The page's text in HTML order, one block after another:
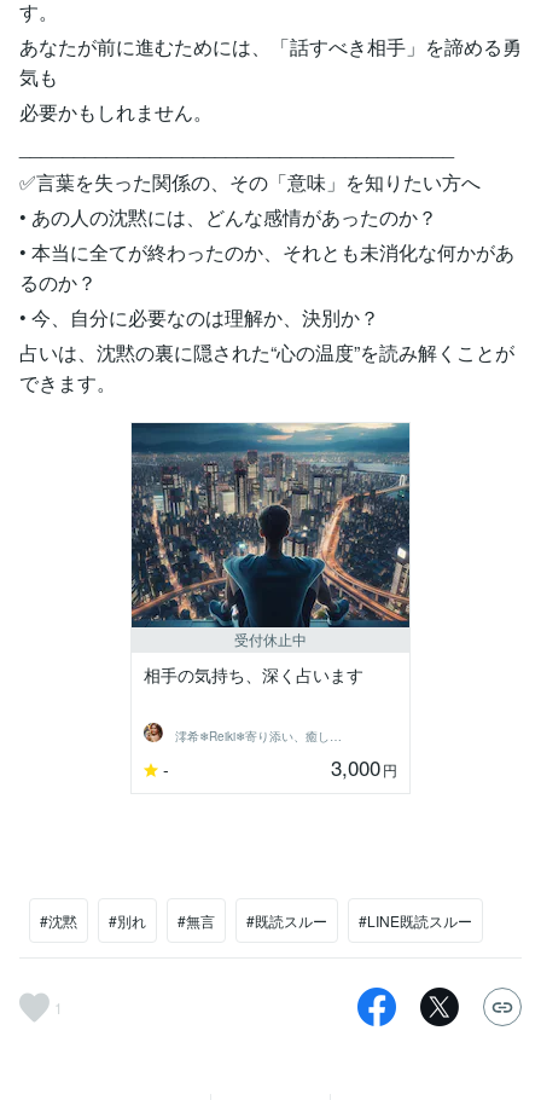
す。
あなたが前に進むためには、「話すべき相手」を諦める勇
気も
必要かもしれません。
✅言葉を失った関係の、その「意味」を知りたい方へ
• あの人の沈黙には、どんな感情があったのか？
• 本当に全てが終わったのか、それとも未消化な何かがあ
るのか？
• 今、自分に必要なのは理解か、決別か？
占いは、沈黙の裏に隠された“心の温度”を読み解くことが
できます。
受付休止中
相手の気持ち、深く占います
澪希❄Reiki❄寄り添い、癒します
- 3,000円
#沈黙 #別れ #無言 #既読スルー #LINE既読スルー
1